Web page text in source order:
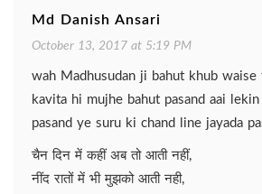
Md Danish Ansari
October 13, 2017 at 5:19 PM
wah Madhusudan ji bahut khub
kavita hi mujhe bahut pasand aai
pasand ye suru ki chand line jayada
चैन दिन में कहीं अब तो आती नहीं,
नींद रातों में भी मुझको आती नही,